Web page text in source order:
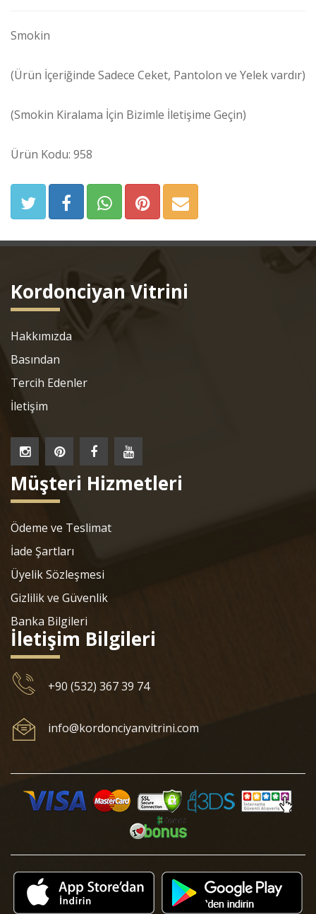
Smokin
(Ürün İçeriğinde Sadece Ceket, Pantolon ve Yelek vardır)
(Smokin Kiralama İçin Bizimle İletişime Geçin)
Ürün Kodu: 958
Kordonciyan Vitrini
Hakkımızda
Basından
Tercih Edenler
İletişim
Müşteri Hizmetleri
Ödeme ve Teslimat
İade Şartları
Üyelik Sözleşmesi
Gizlilik ve Güvenlik
Banka Bilgileri
İletişim Bilgileri
+90 (532) 367 39 74
info@kordonciyanvitrini.com